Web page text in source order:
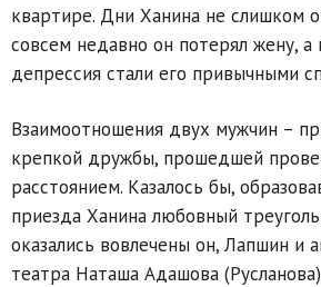
квартире. Дни Ханина не слишком
совсем недавно он потерял жену, а
депрессия стали его привычными
Взаимоотношения двух мужчин –
крепкой дружбы, прошедшей
расстоянием. Казалось бы,
приезда Ханина любовный
оказались вовлечены он, Лапшин и
театра Наташа Адашова